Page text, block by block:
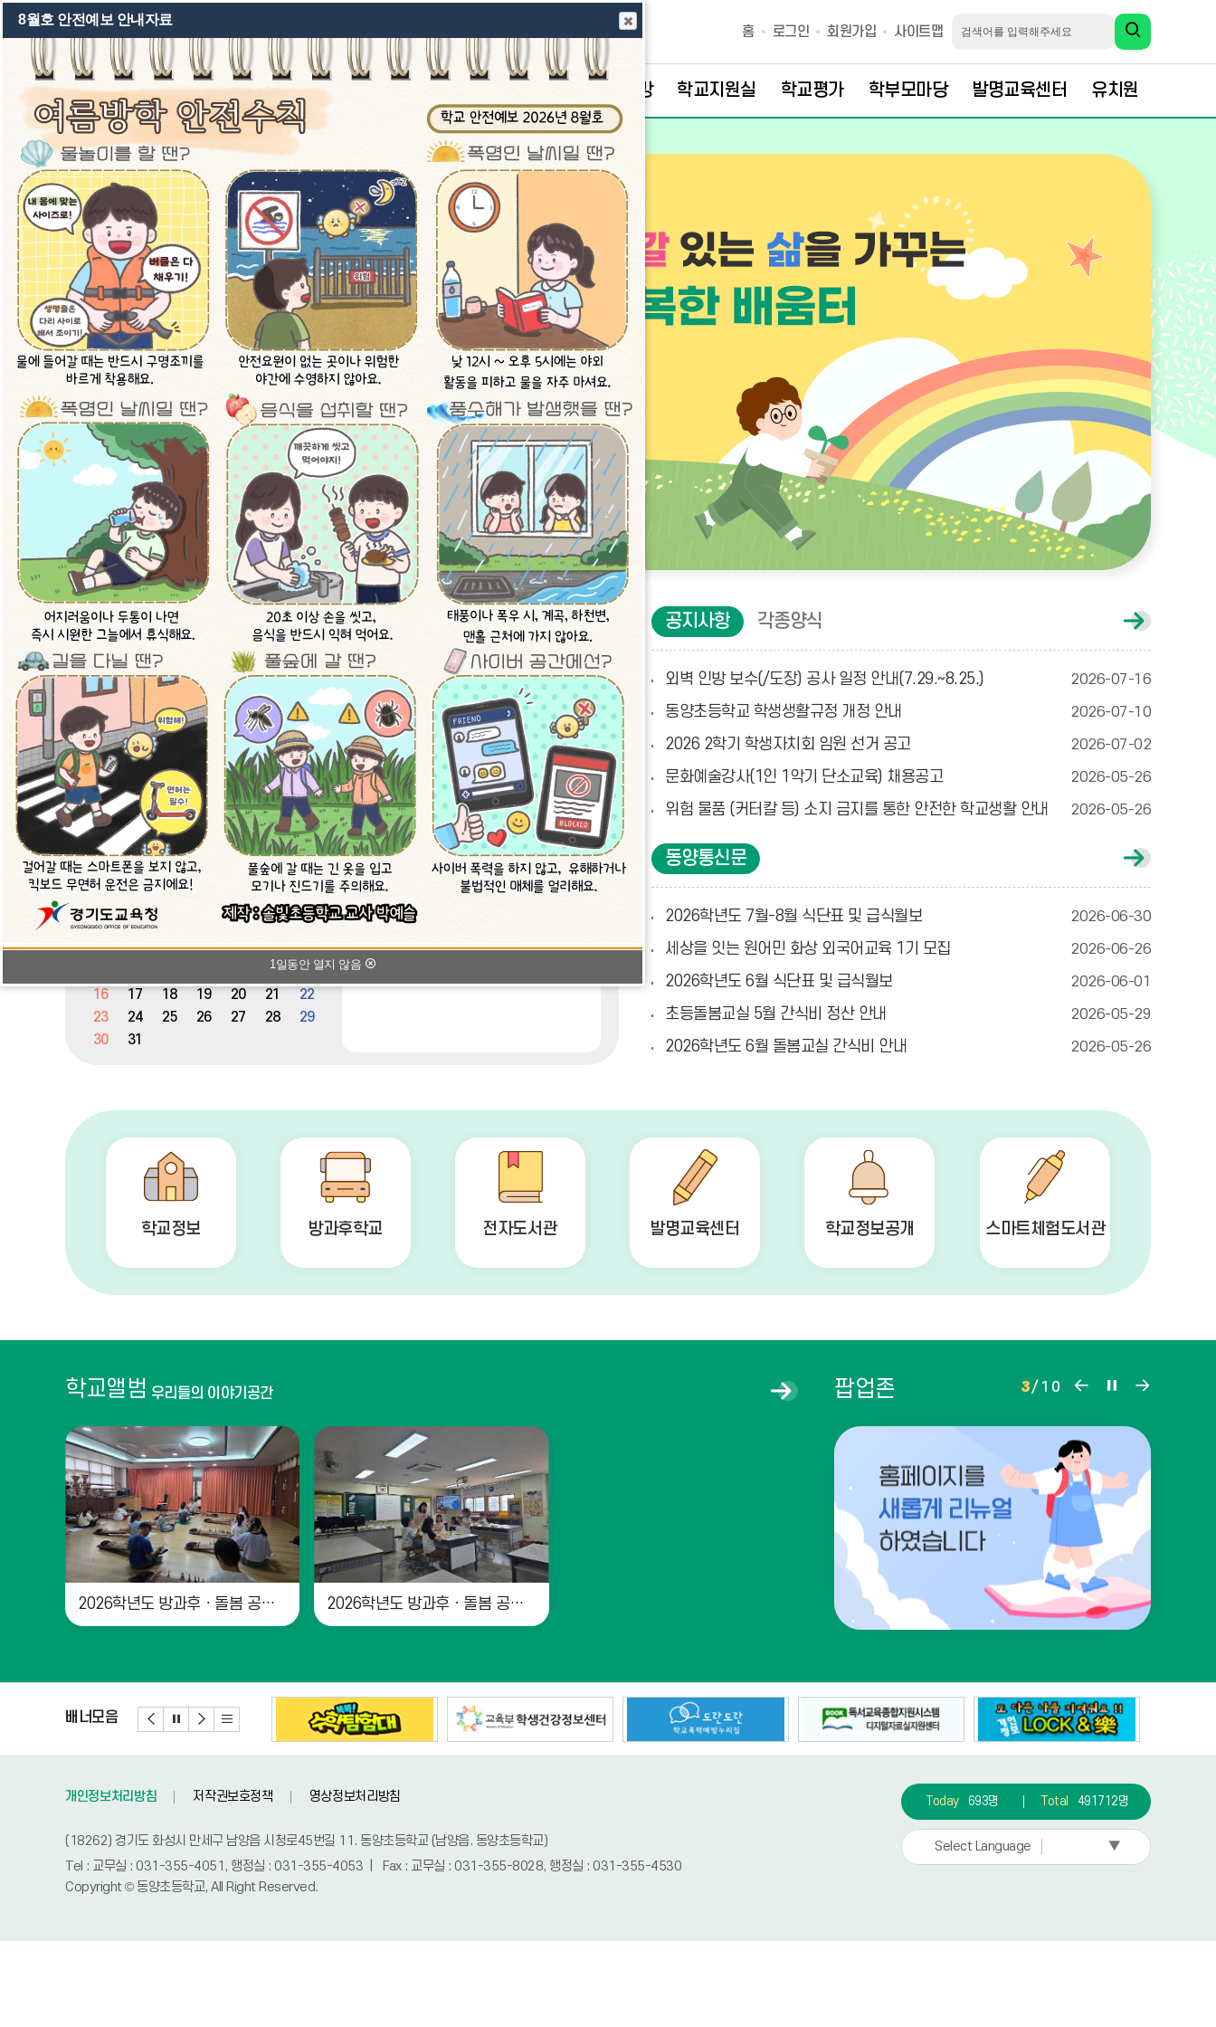
홈 로그인 회원가입 사이트맵
학교소개 교육활동 학생자치회 학교시설개방 학교지원실 학교평가 학부모마당 발명교육센터 유치원
비
주
얼
이
전
비
주
얼
정
지
비
얼
다
음
오늘의 식단
데이터가 없습니다.
오
의
식
단
더
보
기
행사일정
이
전
달
2026 08
다
음
달
캘
린
더
월,
화,
수,
목,
일 월 화 금 토
1
2
3 4 5 6 7
8
14
15
16
17 18 19 20 21
22
23
24 25 26 27 28
29
30
31
일
정
더
보
기
공지사항 각종양식
외벽 인방 보수(/도장) 공사 일정 안내(7.29.~8.25.) 2026-07-16
동양초등학교 학생생활규정 개정 안내 2026-07-10
2026 2학기 학생자치회 임원 선거 공고 2026-07-02
문화예술강사(1인 1악기 단소교육) 채용공고 2026-05-26
위험 물품 (커터칼 등) 소지 금지를 통한 안전한 학교생활 안내 2026-05-26
공
지
사
항
게
시
글
더
기
동양통신문
2026학년도 7월-8월 식단표 및 급식월보 2026-06-30
세상을 잇는 원어민 화상 외국어교육 1기 모집 2026-06-26
2026학년도 6월 식단표 및 급식월보 2026-06-01
초등돌봄교실 5월 간식비 정산 안내 2026-05-29
2026학년도 6월 돌봄교실 간식비 안내 2026-05-26
동
양
통
신
문
게
시
글
보
학교정보 방과후학교 전자도서관 발명교육센터 학교정보공개 스마트체험도서관
학교앨범 우리들의 이야기공간
2026학년도 방과후ㆍ돌봄 공개의 날2 2026학년도 방과후ㆍ돌봄 공개의 날1
학
교
팝업존 3/ 10
존
이
전
팝
존
지
다
음
배너모음
개인정보처리방침 저작권보호정책 영상정보처리방침
(18262) 경기도 화성시 만세구 남양읍 시청로45번길 11. 동양초등학교 (남양읍. 동양초등학교)
Tel : 교무실 : 031-355-4051, 행정실 : 031-355-4053 | Fax : 교무실 : 031-355-8028, 행정실 : 031-355-4530
Copyright © 동양초등학교, All Right Reserved.
Today 693명 Total 491712명
Select Language ▼
8월호 안전예보 안내자료
1일동안 열지 않음